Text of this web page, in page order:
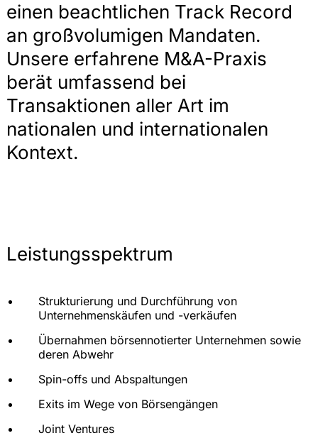
einen beachtlichen Track Record
an großvolumigen Mandaten.
Unsere erfahrene M&A-Praxis
berät umfassend bei
Transaktionen aller Art im
nationalen und internationalen
Kontext.
Leistungsspektrum
Strukturierung und Durchführung von
Unternehmenskäufen und -verkäufen
Übernahmen börsennotierter Unternehmen sowie
deren Abwehr
Spin-offs und Abspaltungen
Exits im Wege von Börsengängen
Joint Ventures